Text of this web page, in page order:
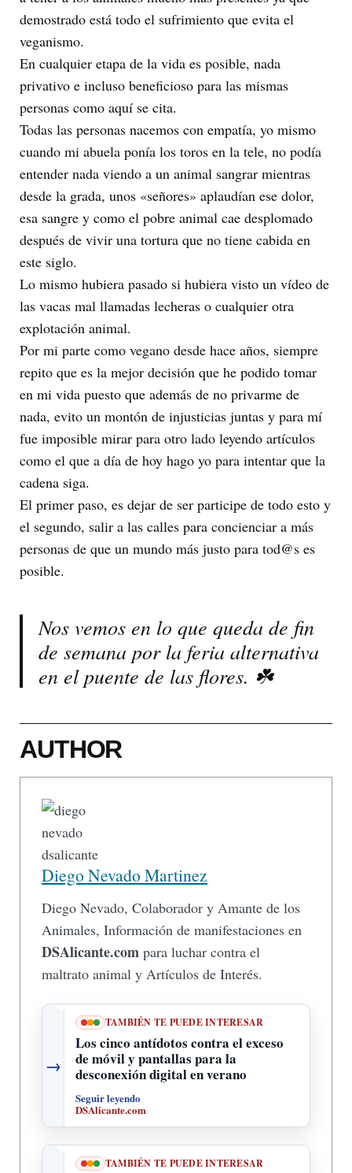
demostrado está todo el sufrimiento que evita el
veganismo.
En cualquier etapa de la vida es posible, nada
privativo e incluso beneficioso para las mismas
personas como aquí se cita.
Todas las personas nacemos con empatía, yo mismo
cuando mi abuela ponía los toros en la tele, no podía
entender nada viendo a un animal sangrar mientras
desde la grada, unos «señores» aplaudían ese dolor,
esa sangre y como el pobre animal cae desplomado
después de vivir una tortura que no tiene cabida en
este siglo.
Lo mismo hubiera pasado si hubiera visto un vídeo de
las vacas mal llamadas lecheras o cualquier otra
explotación animal.
Por mi parte como vegano desde hace años, siempre
repito que es la mejor decisión que he podido tomar
en mi vida puesto que además de no privarme de
nada, evito un montón de injusticias juntas y para mí
fue imposible mirar para otro lado leyendo artículos
como el que a día de hoy hago yo para intentar que la
cadena siga.
El primer paso, es dejar de ser participe de todo esto y
el segundo, salir a las calles para concienciar a más
personas de que un mundo más justo para tod@s es
posible.
Nos vemos en lo que queda de fin
de semana por la feria alternativa
en el puente de las flores. ☘️
AUTHOR
Diego Nevado Martinez
Diego Nevado, Colaborador y Amante de los
Animales, Información de manifestaciones en
DSAlicante.com para luchar contra el
maltrato animal y Artículos de Interés.
→
TAMBIÉN TE PUEDE INTERESAR
Los cinco antídotos contra el exceso
de móvil y pantallas para la
desconexión digital en verano
Seguir leyendo
DSAlicante.com
TAMBIÉN TE PUEDE INTERESAR